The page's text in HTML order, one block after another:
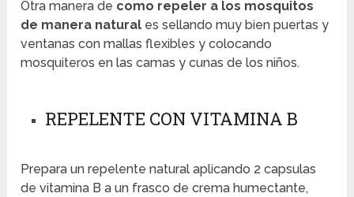
Otra manera de como repeler a los mosquitos
de manera natural es sellando muy bien puertas y
ventanas con mallas flexibles y colocando
mosquiteros en las camas y cunas de los niños.
REPELENTE CON VITAMINA B
Prepara un repelente natural aplicando 2 capsulas
de vitamina B a un frasco de crema humectante,